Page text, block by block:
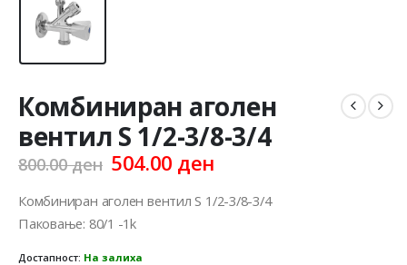
Комбиниран аголен
вентил S 1/2-3/8-3/4
800.00ден Original
was:
800.00 ден.
504.00 денCurrent
is:
Комбиниран аголен вентил S 1/2-3/8-3/4
Паковање: 80/1 -1k
Достапност: На залиха